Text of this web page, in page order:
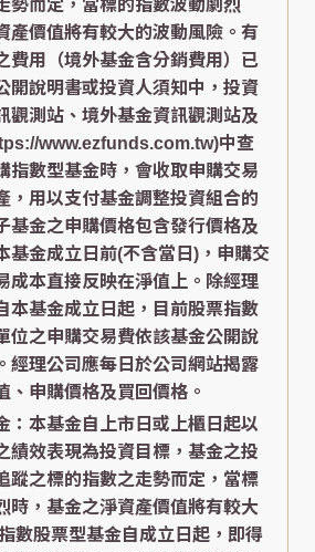
勢而定，當標的指數波動劇烈
產價值將有較大的波動風險。有
費用（境外基金含分銷費用）已
開說明書或投資人須知中，投資
觀測站、境外基金資訊觀測站及
www.ezfunds.com.tw)中查
指數型基金時，會收取申購交易
，用以支付基金調整投資組合的
基金之申購價格包含發行價格及
基金成立日前(不含當日)，申購交
成本直接反映在淨值上。除經理
本基金成立日起，目前股票指數
位之申購交易費依該基金公開說
經理公司應每日於公司網站揭露
、申購價格及買回價格。
：本基金自上市日或上櫃日起以
績效表現為投資目標，基金之投
蹤之標的指數之走勢而定，當標
時，基金之淨資產價值將有較大
數股票型基金自成立日起，即得